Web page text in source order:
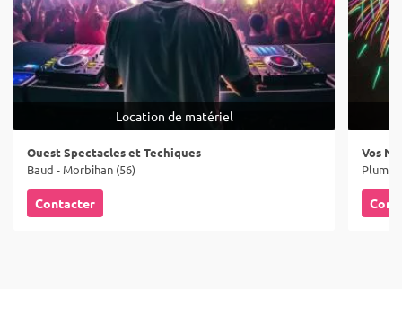
Location de matériel
Ouest Spectacles et Techiques
Baud - Morbihan (56)
Contacter
Vos